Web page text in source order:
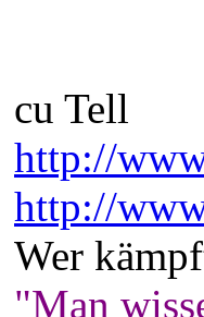
cu Tell
http://
http://
Wer
"Man